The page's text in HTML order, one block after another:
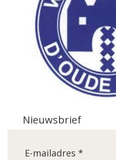
Nieuwsbrief
E-mailadres *